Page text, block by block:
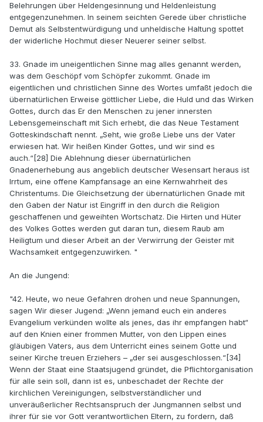
Belehrungen über Heldengesinnung und Heldenleistung
entgegenzunehmen. In seinem seichten Gerede über christliche
Demut als Selbstentwürdigung und unheldische Haltung spottet
der widerliche Hochmut dieser Neuerer seiner selbst.
33. Gnade im uneigentlichen Sinne mag alles genannt werden,
was dem Geschöpf vom Schöpfer zukommt. Gnade im
eigentlichen und christlichen Sinne des Wortes umfaßt jedoch die
übernatürlichen Erweise göttlicher Liebe, die Huld und das Wirken
Gottes, durch das Er den Menschen zu jener innersten
Lebensgemeinschaft mit Sich erhebt, die das Neue Testament
Gotteskindschaft nennt. „Seht, wie große Liebe uns der Vater
erwiesen hat. Wir heißen Kinder Gottes, und wir sind es
auch.“[28] Die Ablehnung dieser übernatürlichen
Gnadenerhebung aus angeblich deutscher Wesensart heraus ist
Irrtum, eine offene Kampfansage an eine Kernwahrheit des
Christentums. Die Gleichsetzung der übernatürlichen Gnade mit
den Gaben der Natur ist Eingriff in den durch die Religion
geschaffenen und geweihten Wortschatz. Die Hirten und Hüter
des Volkes Gottes werden gut daran tun, diesem Raub am
Heiligtum und dieser Arbeit an der Verwirrung der Geister mit
Wachsamkeit entgegenzuwirken. "
An die Jungend:
"42. Heute, wo neue Gefahren drohen und neue Spannungen,
sagen Wir dieser Jugend: „Wenn jemand euch ein anderes
Evangelium verkünden wollte als jenes, das ihr empfangen habt“
auf den Knien einer frommen Mutter, von den Lippen eines
gläubigen Vaters, aus dem Unterricht eines seinem Gotte und
seiner Kirche treuen Erziehers – „der sei ausgeschlossen.“[34]
Wenn der Staat eine Staatsjugend gründet, die Pflichtorganisation
für alle sein soll, dann ist es, unbeschadet der Rechte der
kirchlichen Vereinigungen, selbstverständlicher und
unveräußerlicher Rechtsanspruch der Jungmannen selbst und
ihrer für sie vor Gott verantwortlichen Eltern, zu fordern, daß